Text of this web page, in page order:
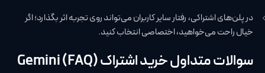
در پلن‌های اشتراکی، رفتار سایر کاربران می‌تواند روی تجربه اثر بگذارد؛ اگر
خیال راحت می‌خواهید، اختصاصی انتخاب کنید.
سوالات متداول خرید اشتراک Gemini (FAQ)